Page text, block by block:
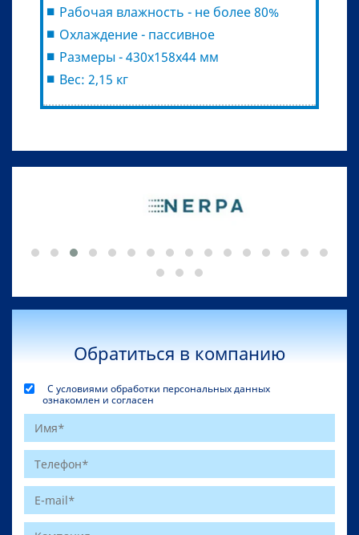
Рабочая влажность - не более 80%
Охлаждение - пассивное
Размеры - 430х158х44 мм
Вес: 2,15 кг
Обратиться в компанию
С условиями обработки персональных данных
ознакомлен и согласен